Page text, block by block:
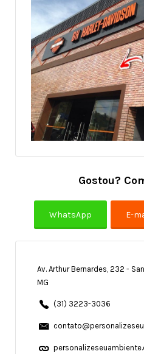
Gostou?
Av. Arthur Bernardes, 232 -
MG
(31) 3223-3036